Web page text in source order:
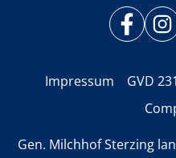
Impressum GVD
Gen. Milchhof Sterzing